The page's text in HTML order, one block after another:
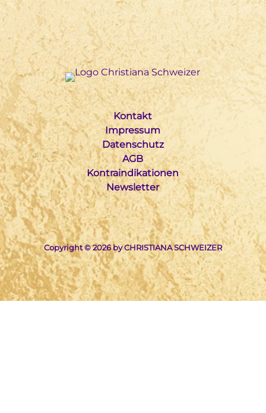
Kontakt
Impressum
Datenschutz
AGB
Kontraindikationen
Newsletter
Copyright © 2026 by CHRISTIANA SCHWEIZER